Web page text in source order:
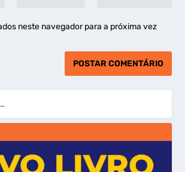
neste navegador para a próxima vez